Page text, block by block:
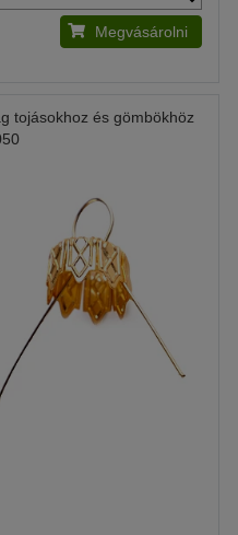
Megvásárolni
tojásokhoz és gömbökhöz